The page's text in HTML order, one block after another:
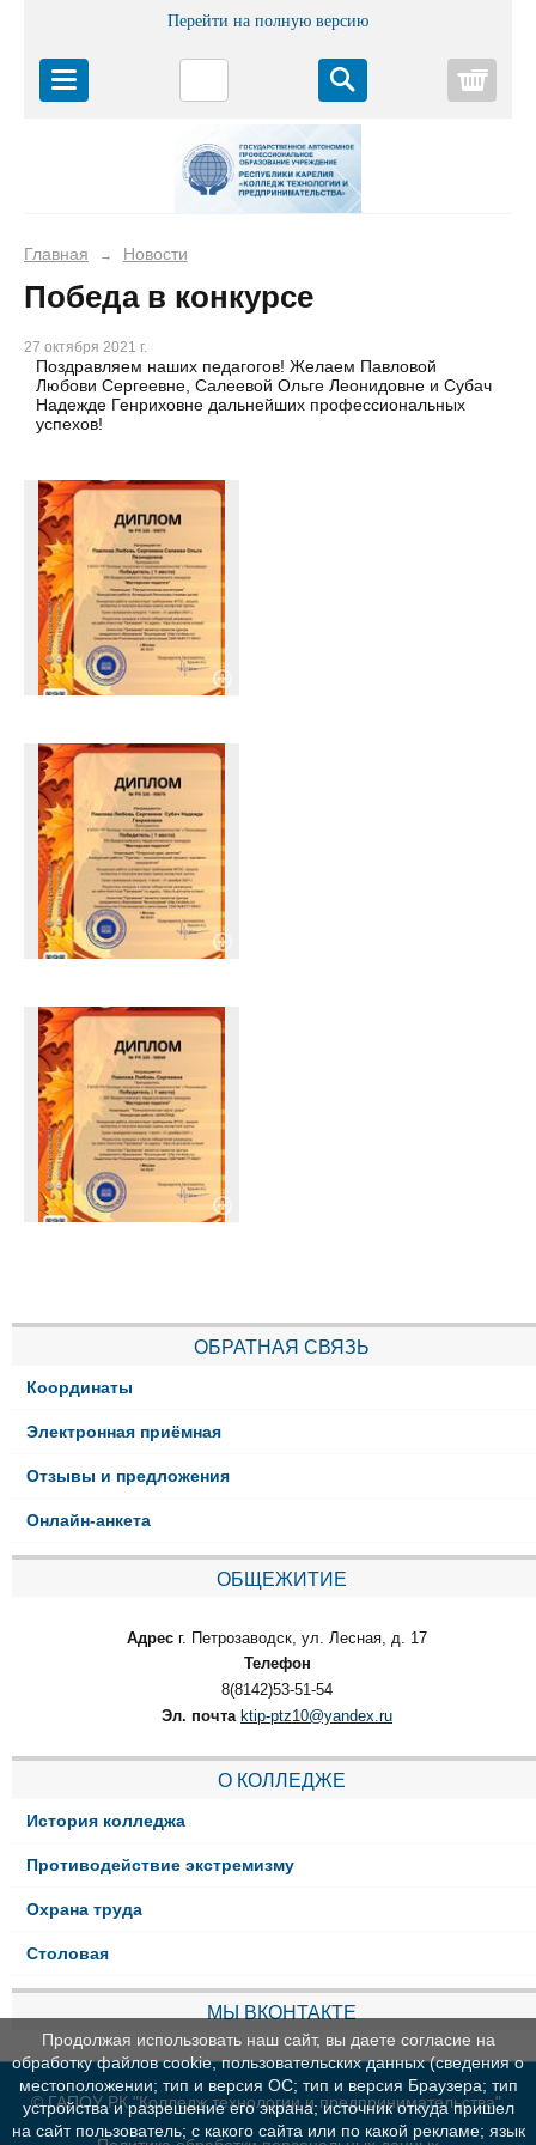
Перейти на полную версию
Главная → Новости
Победа в конкурсе
27 октября 2021 г.
Поздравляем наших педагогов! Желаем Павловой
Любови Сергеевне, Салеевой Ольге Леонидовне и Субач
Надежде Генриховне дальнейших профессиональных
успехов!
ОБРАТНАЯ СВЯЗЬ
Координаты
Электронная приёмная
Отзывы и предложения
Онлайн-анкета
ОБЩЕЖИТИЕ
Адрес г. Петрозаводск, ул. Лесная, д. 17
Телефон
8(8142)53-51-54
Эл. почта ktip-ptz10@yandex.ru
О КОЛЛЕДЖЕ
История колледжа
Противодействие экстремизму
Охрана труда
Столовая
МЫ ВКОНТАКТЕ
© ГАПОУ РК "Колледж технологии и предпринимательства"
Продолжая использовать наш сайт, вы даете согласие на
обработку файлов cookie, пользовательских данных (сведения о
местоположении; тип и версия ОС; тип и версия Браузера; тип
устройства и разрешение его экрана; источник откуда пришел
на сайт пользователь; с какого сайта или по какой рекламе; язык